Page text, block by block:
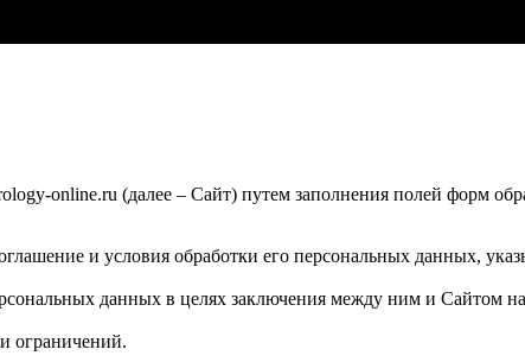
online.ru (далее – Сайт) путем заполнения полей форм
и условия обработки его персональных данных,
данных в целях заключения между ним и Сайтом
ограничений.